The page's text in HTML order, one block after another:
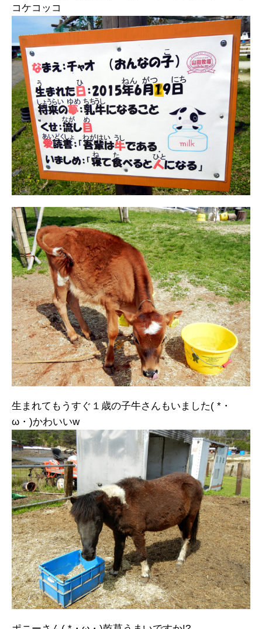
コケコッコ
生まれてもうすぐ１歳の子牛さんもいました( *・
ω・)かわいいw